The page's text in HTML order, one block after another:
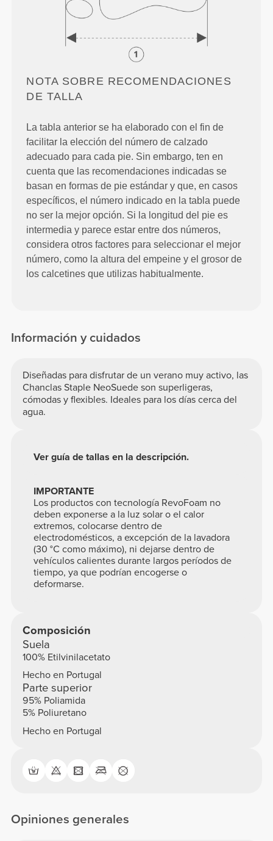
NOTA SOBRE RECOMENDACIONES
DE TALLA
La tabla anterior se ha elaborado con el fin de
facilitar la elección del número de calzado
adecuado para cada pie. Sin embargo, ten en
cuenta que las recomendaciones indicadas se
basan en formas de pie estándar y que, en casos
específicos, el número indicado en la tabla puede
no ser la mejor opción. Si la longitud del pie es
intermedia y parece estar entre dos números,
considera otros factores para seleccionar el mejor
número, como la altura del empeine y el grosor de
los calcetines que utilizas habitualmente.
Información y cuidados
Diseñadas para disfrutar de un verano muy activo, las
Chanclas Staple NeoSuede son superligeras,
cómodas y flexibles. Ideales para los días cerca del
agua.
IMPORTANTE
Los productos con tecnología RevoFoam no
deben exponerse a la luz solar o el calor
extremos, colocarse dentro de
electrodomésticos, a excepción de la lavadora
(30 °C como máximo), ni dejarse dentro de
vehículos calientes durante largos períodos de
tiempo, ya que podrían encogerse o
deformarse.
Ver guía de tallas en la descripción.
Composición
Suela
100% Etilvinilacetato
Hecho en Portugal
Parte superior
95% Poliamida
5% Poliuretano
Hecho en Portugal
Opiniones generales